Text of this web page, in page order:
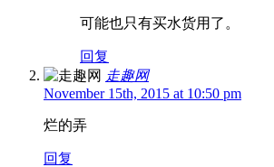
可能也只有买水货用了。
回复
走趣网
November 15th, 2015 at 10:50 pm
烂的弄
回复